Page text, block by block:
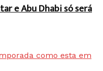
e Abu Dhabi só será